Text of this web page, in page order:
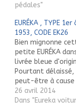
date, C'EST NOËL ! A
JOYEUX NOËL !
LAURENT QUI NOUS
PARVENIR DE SUISSE
BELLE CARTE
pédales"
EURÉKA , TYPE 1er
1953, CODE EK26
Bien mignonne
petite EURÉKA
livrée bleue
Pourtant délaissé,
peut-être à cause
ligne "particulière",
modèle dénommé
26 avril 2014
Dans "Eureka